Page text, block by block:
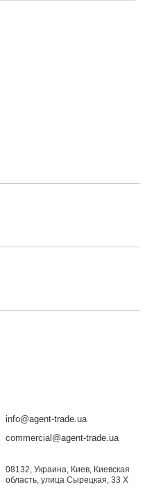
info@agent-trade.ua
commercial@agent-trade.ua
08132, Украина, Киев, Киевская
область, улица Сырецкая, 33 Х